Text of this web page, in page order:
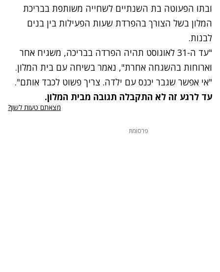
ובתו הפעוטה בת השנתיים לשחייה משותפת בבריכת
המלון בשל הצורך בהפרדת שעות הפעילות בין בנים
לבנות.
"עד ה-31 לאוגוסט תהיה הפרדה בבריכה, משגיח אחר
וארוחות בהשגחה אחרת", נאמר בשיחה עם בית המלון.
"אי אפשר שגבר יכנס עם ילדה. צריך פשוט לכבד אותם".
עד לרגע זה לא התקבלה תגובה מבית המלון.
מצאתם טעות לשון?
פרסומת